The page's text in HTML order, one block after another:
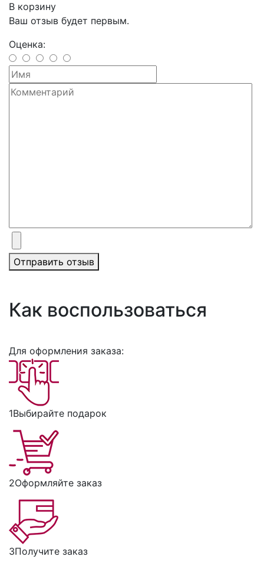
В корзину
Ваш отзыв будет первым.
Оценка:
Отправить отзыв
Как воспользоваться
Для оформления заказа:
1Выбирайте подарок
2Оформляйте заказ
3Получите заказ